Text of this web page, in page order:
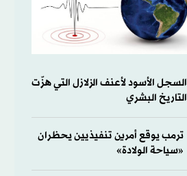
السجل الأسود لأعنف الزلازل التي هزّت
التاريخ البشري
ترمب يوقع أمرين تنفيذيين يحظران
«سياحة الولادة»